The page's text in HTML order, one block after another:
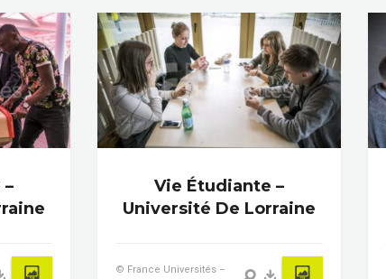
Vie Étudiante –
Université De Lorraine
© France Universités –